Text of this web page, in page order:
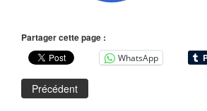
Partager cette page :
WhatsApp
Précédent